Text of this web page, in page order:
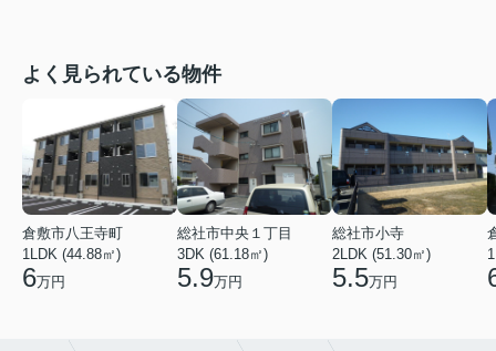
よく見られている物件
倉敷市八王寺町
1LDK (44.88㎡)
6万円
総社市中央１丁目
3DK (61.18㎡)
5.9万円
総社市小寺
2LDK (51.30㎡)
5.5万円